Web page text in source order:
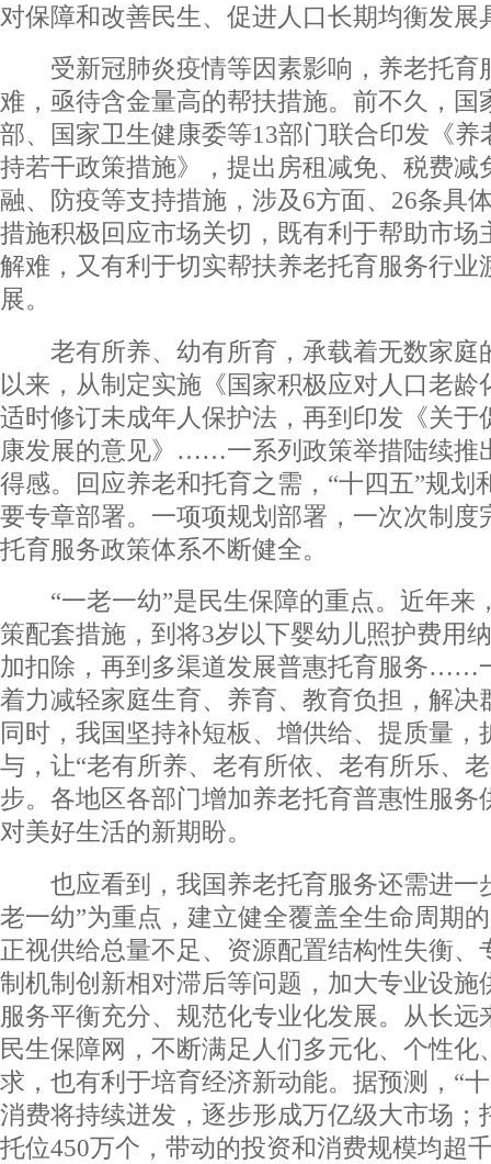
对保障和改善民生、促进人口长期均衡发展
受新冠肺炎疫情等因素影响，养老托育
难，亟待含金量高的帮扶措施。前不久，国
部、国家卫生健康委等13部门联合印发《养
持若干政策措施》，提出房租减免、税费减
融、防疫等支持措施，涉及6方面、26条具
措施积极回应市场关切，既有利于帮助市场
解难，又有利于切实帮扶养老托育服务行业
展。
老有所养、幼有所育，承载着无数家庭
以来，从制定实施《国家积极应对人口老龄
适时修订未成年人保护法，再到印发《关于
康发展的意见》……一系列政策举措陆续推
得感。回应养老和托育之需，“十四五”规划
要专章部署。一项项规划部署，一次次制度
托育服务政策体系不断健全。
“一老一幼”是民生保障的重点。近年来
策配套措施，到将3岁以下婴幼儿照护费用
加扣除，再到多渠道发展普惠托育服务……
着力减轻家庭生育、养育、教育负担，解决
同时，我国坚持补短板、增供给、提质量，
与，让“老有所养、老有所依、老有所乐、
步。各地区各部门增加养老托育普惠性服务
对美好生活的新期盼。
也应看到，我国养老托育服务还需进一
老一幼”为重点，建立健全覆盖全生命周期
正视供给总量不足、资源配置结构性失衡、
制机制创新相对滞后等问题，加大专业设施
服务平衡充分、规范化专业化发展。从长远
民生保障网，不断满足人们多元化、个性化
求，也有利于培育经济新动能。据预测，“
消费将持续迸发，逐步形成万亿级大市场；
托位450万个，带动的投资和消费规模均超